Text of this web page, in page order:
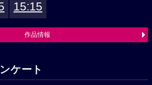
15:15
作品情報
ケート